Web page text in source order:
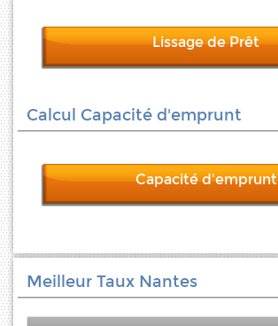
Lissage de Prêt
Calcul Capacité d'emprunt
Capacité d'emprunt
Meilleur Taux Nantes